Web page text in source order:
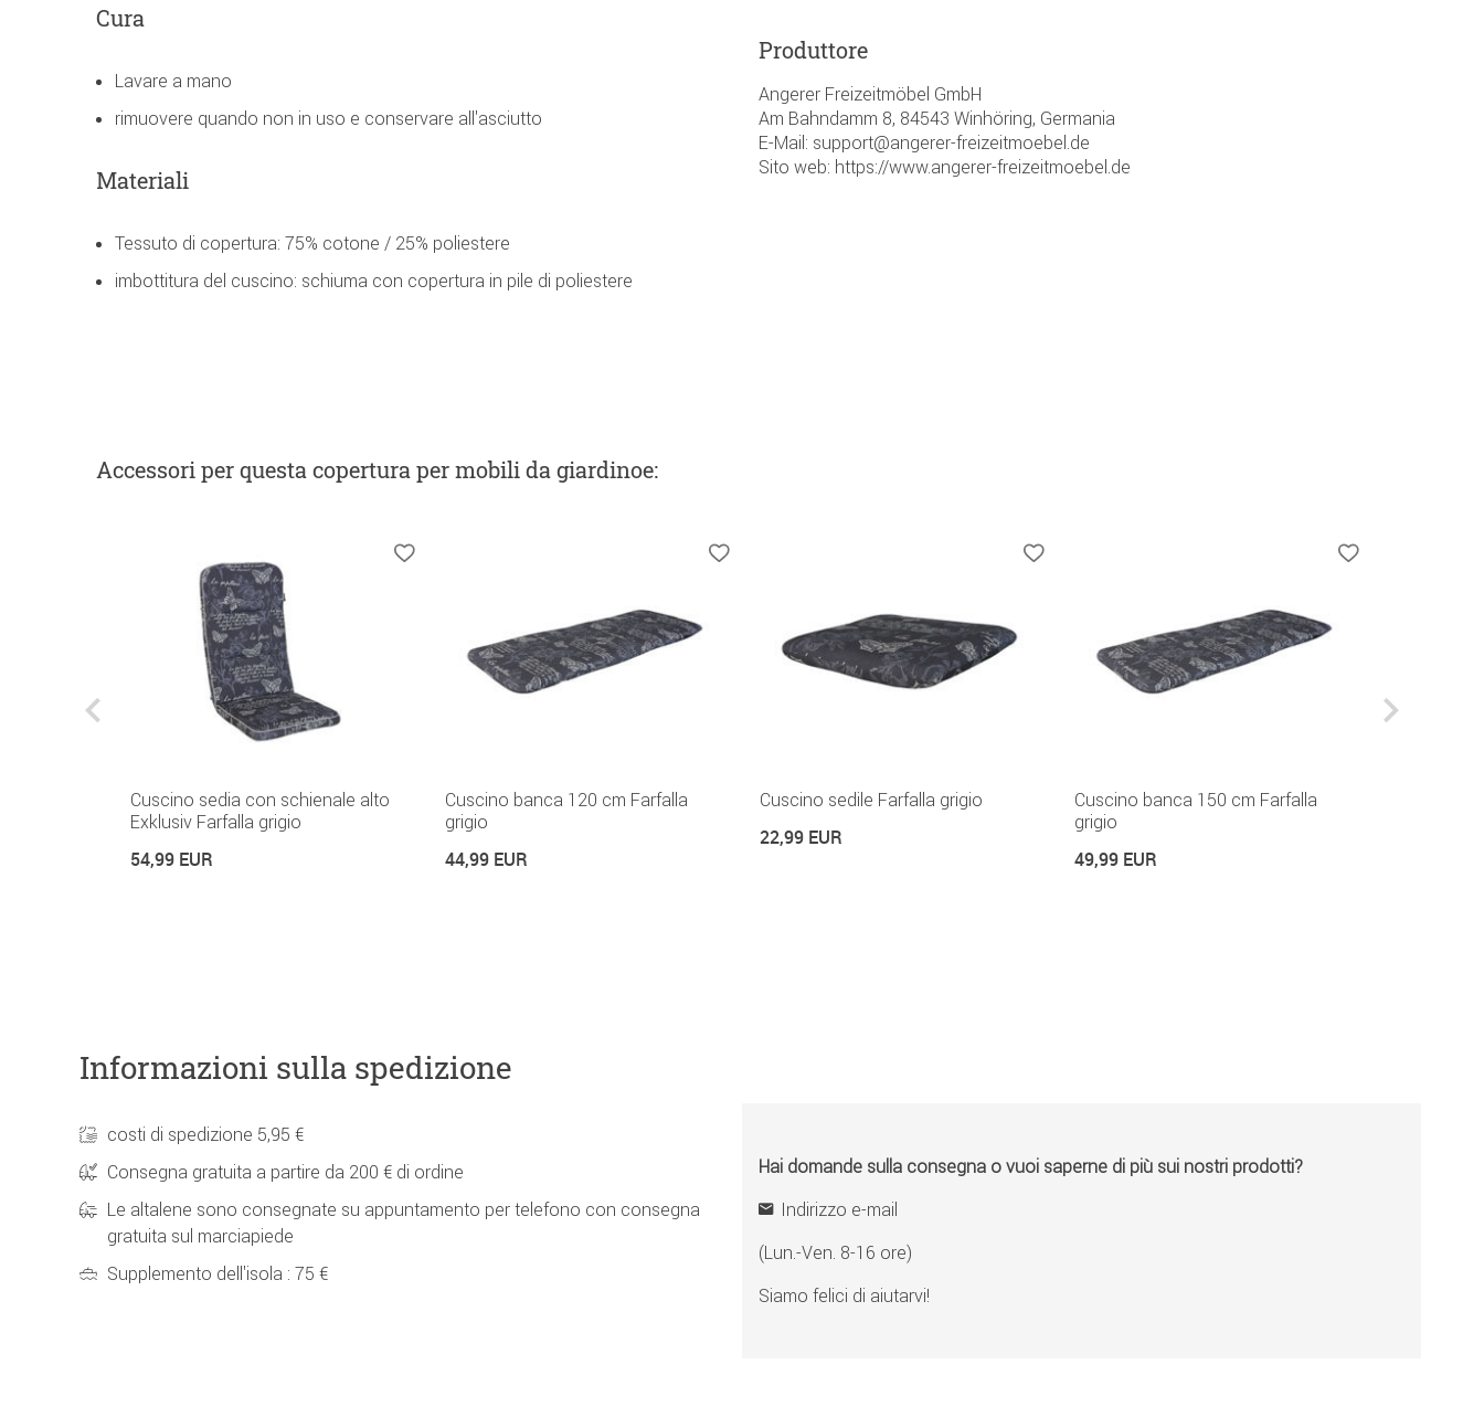
Cura
Lavare a mano
rimuovere quando non in uso e conservare all'asciutto
Materiali
Tessuto di copertura: 75% cotone / 25% poliestere
imbottitura del cuscino: schiuma con copertura in pile di poliestere
Produttore
Angerer Freizeitmöbel GmbH
Am Bahndamm 8, 84543 Winhöring, Germania
E-Mail: support@angerer-freizeitmoebel.de
Sito web: https://www.angerer-freizeitmoebel.de
Accessoriper questa copertura per mobili da giardinoe:
Cuscino sedia con schienale alto
Exklusiv Farfalla grigio
54,99 EUR
Cuscino banca 120 cm Farfalla
grigio
44,99 EUR
Cuscino sedile Farfalla grigio
22,99 EUR
Cuscino banca 150 cm Farfalla
grigio
49,99 EUR
Informazioni sulla spedizione
costi di spedizione 5,95 €
Consegna gratuita a partire da 200 € di ordine
Le altalene sono consegnate su appuntamento per telefono con consegna
gratuita sul marciapiede
Supplemento dell'isola : 75 €
Hai domande sulla consegna o vuoi saperne di più sui nostri prodotti?
Indirizzo e-mail
(Lun.-Ven. 8-16 ore)
Siamo felici di aiutarvi!